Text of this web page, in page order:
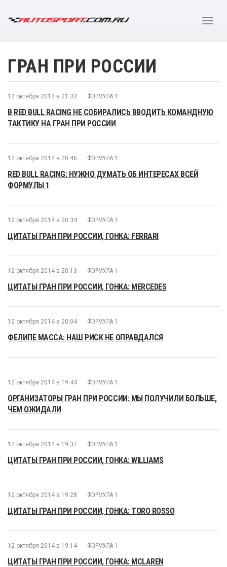
ГРАН ПРИ РОССИИ
12 октября 2014 в 21:33 ФОРМУЛА 1
В RED BULL RACING НЕ СОБИРАЛИСЬ ВВОДИТЬ КОМАНДНУЮ
ТАКТИКУ НА ГРАН ПРИ РОССИИ
12 октября 2014 в 20:46 ФОРМУЛА 1
RED BULL RACING: НУЖНО ДУМАТЬ ОБ ИНТЕРЕСАХ ВСЕЙ
ФОРМУЛЫ 1
12 октября 2014 в 20:34 ФОРМУЛА 1
ЦИТАТЫ ГРАН ПРИ РОССИИ, ГОНКА: FERRARI
12 октября 2014 в 20:13 ФОРМУЛА 1
ЦИТАТЫ ГРАН ПРИ РОССИИ, ГОНКА: MERCEDES
12 октября 2014 в 20:04 ФОРМУЛА 1
ФЕЛИПЕ МАССА: НАШ РИСК НЕ ОПРАВДАЛСЯ
12 октября 2014 в 19:44 ФОРМУЛА 1
ОРГАНИЗАТОРЫ ГРАН ПРИ РОССИИ: МЫ ПОЛУЧИЛИ БОЛЬШЕ,
ЧЕМ ОЖИДАЛИ
12 октября 2014 в 19:37 ФОРМУЛА 1
ЦИТАТЫ ГРАН ПРИ РОССИИ, ГОНКА: WILLIAMS
12 октября 2014 в 19:28 ФОРМУЛА 1
ЦИТАТЫ ГРАН ПРИ РОССИИ, ГОНКА: TORO ROSSO
12 октября 2014 в 19:14 ФОРМУЛА 1
ЦИТАТЫ ГРАН ПРИ РОССИИ, ГОНКА: MCLAREN